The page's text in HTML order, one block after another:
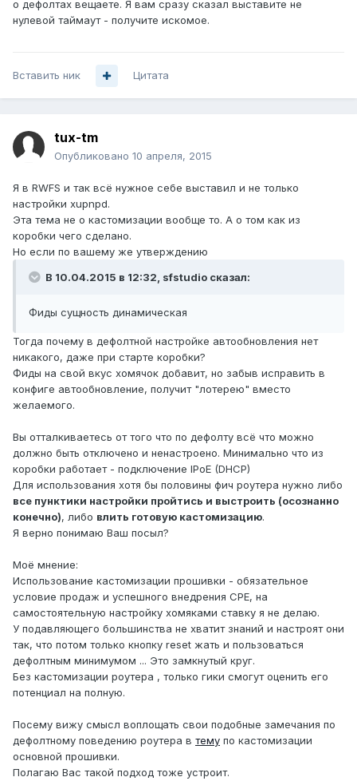
о дефолтах вещаете. Я вам сразу сказал выставите не
нулевой таймаут - получите искомое.
Вставить ник Цитата
tux-tm
Опубликовано 10 апреля, 2015
Я в RWFS и так всё нужное себе выставил и не только
настройки xupnpd.
Эта тема не о кастомизации вообще то. А о том как из
коробки чего сделано.
Но если по вашему же утверждению
В 10.04.2015 в 12:32, sfstudio сказал:
Фиды сущность динамическая
Тогда почему в дефолтной настройке автообновления нет
никакого, даже при старте коробки?
Фиды на свой вкус хомячок добавит, но забыв исправить в
конфиге автообновление, получит "лотерею" вместо
желаемого.
Вы отталкиваетесь от того что по дефолту всё что можно
должно быть отключено и ненастроено. Минимально что из
коробки работает - подключение IPoE (DHCP)
Для использования хотя бы половины фич роутера нужно либо
все пунктики настройки пройтись и выстроить (осознанно
конечно), либо влить готовую кастомизацию.
Я верно понимаю Ваш посыл?
Моё мнение:
Использование кастомизации прошивки - обязательное
условие продаж и успешного внедрения CPE, на
самостоятельную настройку хомяками ставку я не делаю.
У подавляющего большинства не хватит знаний и настроят они
так, что потом только кнопку reset жать и пользоваться
дефолтным минимумом ... Это замкнутый круг.
Без кастомизации роутера , только гики смогут оценить его
потенциал на полную.
Посему вижу смысл воплощать свои подобные замечания по
дефолтному поведению роутера в тему по кастомизации
основной прошивки.
Полагаю Вас такой подход тоже устроит.